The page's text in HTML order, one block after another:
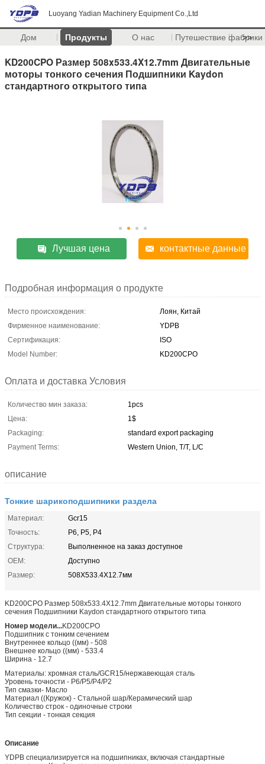
Luoyang Yadian Machinery Equipment Co.,Ltd
Дом Продукты О нас Путешествие фабрики
>>
KD200CPO Размер 508x533.4X12.7mm Двигательные
моторы тонкого сечения Подшипники Kaydon
стандартного открытого типа
Лучшая цена контактные данные
Подробная информация о продукте
Место происхождения:
Лоян, Китай
Фирменное наименование:
YDPB
Сертификация:
ISO
Model Number:
KD200CPO
Оплата и доставка Условия
Количество мин заказа:
1pcs
Цена:
1$
Packaging:
standard export packaging
Payment Terms:
Western Union, T/T, L/C
описание
Тонкие шарикоподшипники раздела
Материал:
Gcr15
Точность:
P6, P5, P4
Структура:
Выполненное на заказ доступное
OEM:
Доступно
Размер:
508X533.4X12.7мм
KD200CPO Размер 508x533.4X12.7mm Двигательные моторы тонкого
сечения Подшипники Kaydon стандартного открытого типа
Номер модели...KD200CPO
Подшипник с тонким сечением
Внутреннее кольцо ((мм) - 508
Внешнее кольцо ((мм) - 533.4
Ширина - 12.7
Материалы: хромная сталь/GCR15/нержавеющая сталь
Уровень точности - P6/P5/P4/P2
Тип смазки- Масло
Материал ((Кружок) - Стальной шар/Керамический шар
Количество строк - одиночные строки
Тип секции - тонкая секция
Описание
YDPB специализируется на подшипниках, включая стандартные